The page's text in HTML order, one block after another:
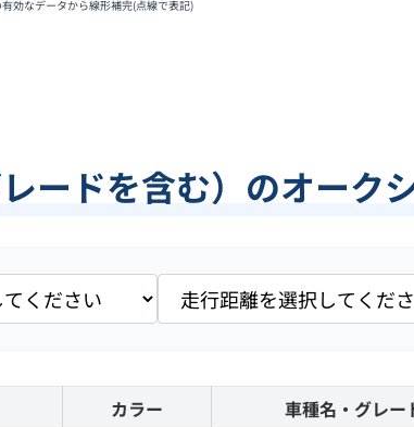
効なデータから線形補完(点線で表記)
ードを含む）のオーク
カラー 車種名・グレー